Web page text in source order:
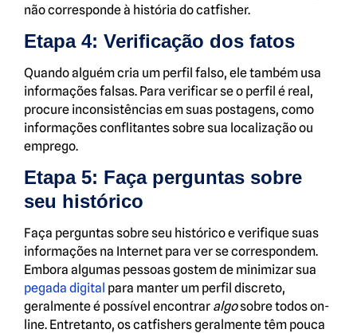
não corresponde à história do catfisher.
Etapa 4: Verificação dos fatos
Quando alguém cria um perfil falso, ele também usa
informações falsas. Para verificar se o perfil é real,
procure inconsistências em suas postagens, como
informações conflitantes sobre sua localização ou
emprego.
Etapa 5: Faça perguntas sobre
seu histórico
Faça perguntas sobre seu histórico e verifique suas
informações na Internet para ver se correspondem.
Embora algumas pessoas gostem de minimizar sua
pegada digital para manter um perfil discreto,
geralmente é possível encontrar algosobre todos on-
line. Entretanto, os catfishers geralmente têm pouca